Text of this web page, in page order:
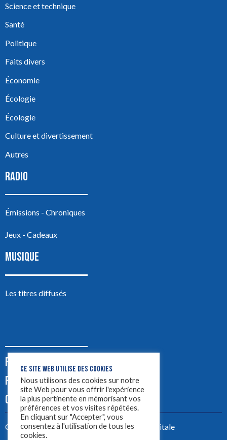
Science et technique
Santé
Politique
Faits divers
Économie
Écologie
Écologie
Culture et divertissement
Autres
RADIO
Émissions - Chroniques
Jeux - Cadeaux
MUSIQUE
Les titres diffusés
PODCASTS
PUB
CONTACT
Créez votre site avecYellowtie – Agence Digitale
CE SITE WEB UTILISE DES COOKIES
Nous utilisons des cookies sur notre
site Web pour vous offrir l'expérience
la plus pertinente en mémorisant vos
préférences et vos visites répétées.
En cliquant sur "Accepter", vous
consentez à l'utilisation de tous les
cookies.